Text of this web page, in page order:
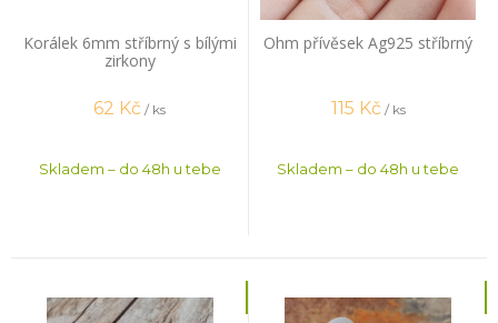
Korálek 6mm stříbrný s bílými
zirkony
62 Kč / ks
Skladem – do 48h u tebe
Ohm přívěsek Ag925 stříbrný
115 Kč / ks
Skladem – do 48h u tebe